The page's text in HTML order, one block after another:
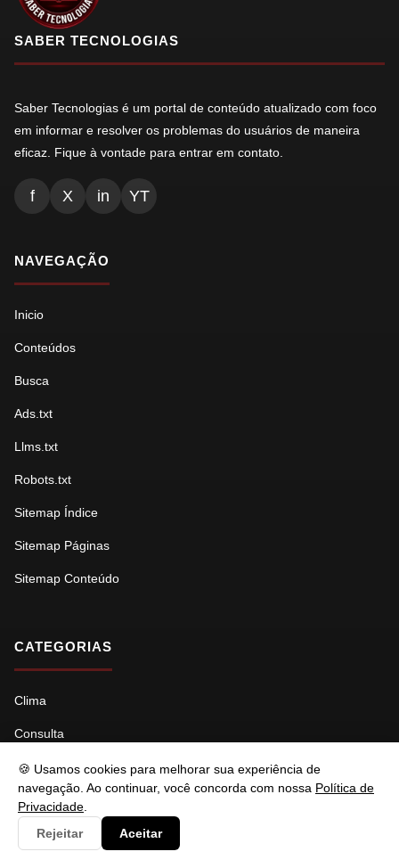
🍪 Usamos cookies para melhorar sua experiência de
navegação. Ao continuar, você concorda com nossa Política de
Privacidade
Rejeitar
Aceitar
SABER TECNOLOGIAS
Saber Tecnologias é um portal de conteúdo atualizado com foco
em informar e resolver os problemas do usuários de maneira
eficaz. Fique à vontade para entrar em contato.
f X in YT
NAVEGAÇÃO
Inicio
Conteúdos
Busca
Ads.txt
Llms.txt
Robots.txt
Sitemap Índice
Sitemap Páginas
Sitemap Conteúdo
CATEGORIAS
Clima
Consulta
Cultura
Documento
Economia